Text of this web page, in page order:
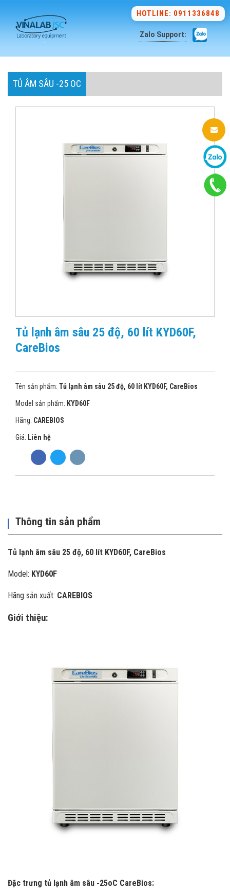
HOTLINE: 0911336848
Zalo Support:
TỦ ÂM SÂU -25 OC
Tủ lạnh âm sâu 25 độ, 60 lít KYD60F,
CareBios
Tên sản phẩm: Tủ lạnh âm sâu 25 độ, 60 lít KYD60F, CareBios
Model sản phẩm: KYD60F
Hãng: CAREBIOS
Giá: Liên hệ
Thông tin sản phẩm
Tủ lạnh âm sâu 25 độ, 60 lít KYD60F, CareBios
Model: KYD60F
Hãng sản xuất: CAREBIOS
Giới thiệu:
Đặc trưng tủ lạnh âm sâu -25oC CareBios: